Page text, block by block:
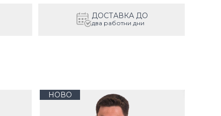
ДОСТАВКА ДО
два работни дни
НОВО